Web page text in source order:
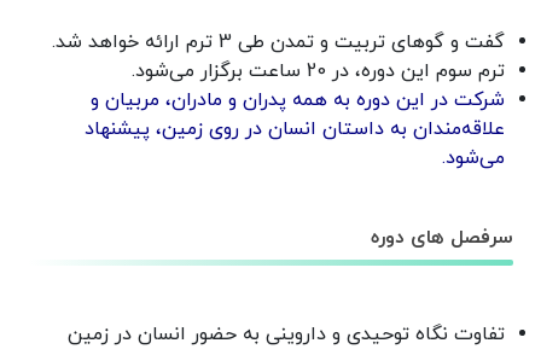
گفت و گوهای تربیت و تمدن طی 3 ترم ارائه خواهد شد.
ترم سوم این دوره، در 20 ساعت برگزار می‌شود.
شرکت در این دوره به همه پدران و مادران، مربیان و
علاقه‌مندان به داستان انسان در روی زمین، پیشنهاد
می‌شود.
سرفصل های دوره
تفاوت نگاه توحیدی و داروینی به حضور انسان در زمین